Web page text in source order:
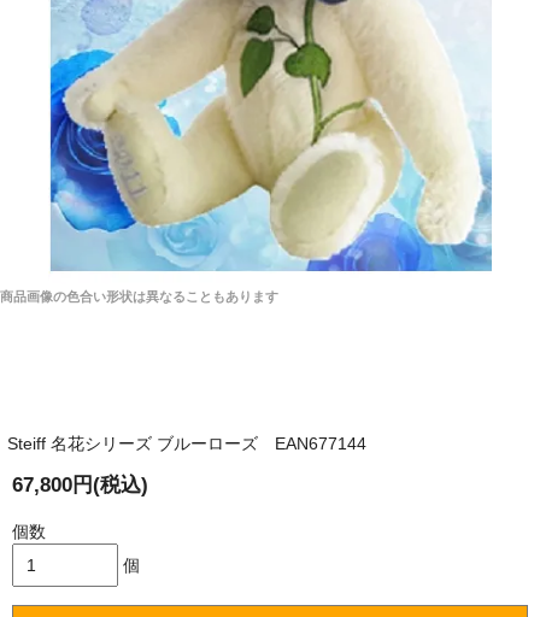
商品画像の色合い形状は異なることもあります
Steiff 名花シリーズ ブルーローズ EAN677144
67,800円(税込)
個数
個